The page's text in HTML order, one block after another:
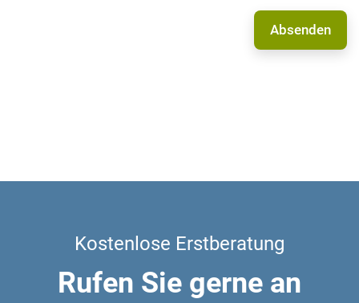
Kostenlose Erstberatung
Rufen Sie gerne an